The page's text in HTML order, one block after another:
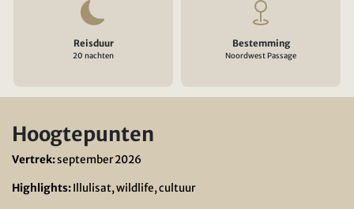
Reisduur
20 nachten
Bestemming
Noordwest Passage
Hoogtepunten
Vertrek:september 2026
Highlights:Illulisat, wildlife, cultuur